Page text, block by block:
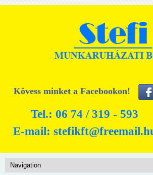
Kövess minket a Facebookon!
Tel.: 06 74 / 319 - 593
E-mail: